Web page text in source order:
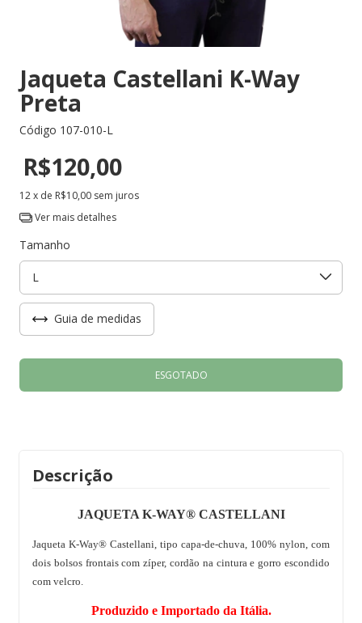
Jaqueta Castellani K-Way
Preta
Código 107-010-L
R$120,00
12x de R$10,00 sem juros
Ver mais detalhes
Tamanho
Guia de medidas
Descrição
JAQUETA K-WAY® CASTELLANI
Jaqueta K-Way® Castellani, tipo capa-de-chuva, 100% nylon, com
dois bolsos frontais com zíper, cordão na cintura e gorro escondido
com velcro.
Produzido e Importado da Itália.